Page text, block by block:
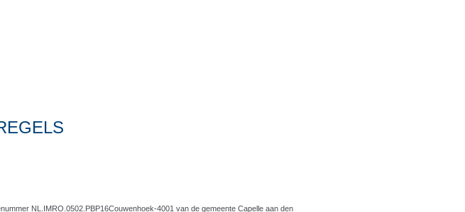
NL.IMRO.0502.PBP16Couwenhoek-4001 van de gemeente Capelle aan den